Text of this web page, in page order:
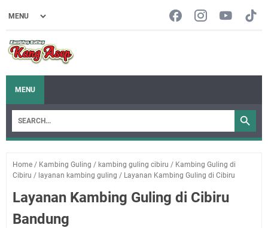
MENU
Home / Kambing Guling / kambing guling cibiru / Kambing Guling di
Cibiru / layanan kambing guling / Layanan Kambing Guling di Cibiru
Layanan Kambing Guling di Cibiru
Bandung